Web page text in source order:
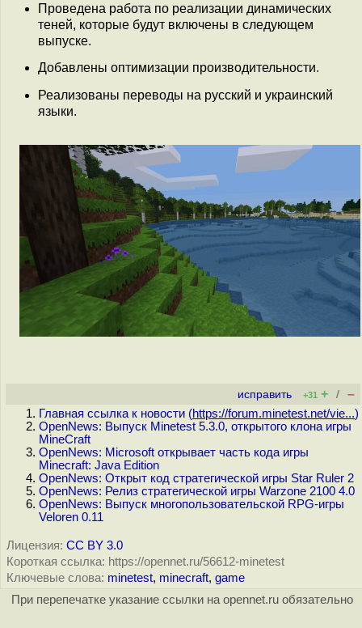
Проведена работа по реализации динамических
теней, которые будут включены в следующем
выпуске.
Добавлены оптимизации производительности.
Реализованы переводы на русский и украинский
языки.
исправить +31 + / –
Главная ссылка к новости (https://forum.minetest.net/vie...)
OpenNews: Выпуск Minetest 5.3.0, открытого клона игры
MineCraft
OpenNews: Microsoft открывает часть кода игры
Minecraft: Java Edition
OpenNews: Открыт код стратегической игры Star Ruler 2
OpenNews: Релиз стратегической игры Warzone 2100 4.0
OpenNews: Выпуск многопользовательской RPG-игры
Veloren 0.11
Лицензия: CC BY 3.0
Короткая ссылка: https://opennet.ru/56612-minetest
Ключевые слова: minetest, minecraft, game
При перепечатке указание ссылки на opennet.ru обязательно